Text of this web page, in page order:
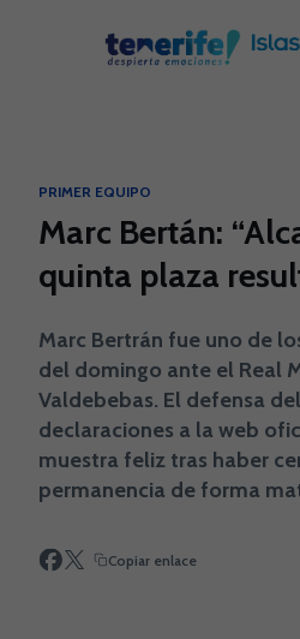
PRIMER EQUIPO
Marc Bertán:
quinta plaza
Marc Bertrán fue uno de
del domingo ante el Real
Valdebebas. El defensa
declaraciones a la web
muestra feliz tras haber
permanencia de forma
Copiar enlace